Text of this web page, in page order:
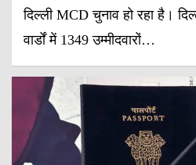
दिल्ली MCD चुनाव हो रहा है।
वार्डों में 1349 उम्मीदवारों…